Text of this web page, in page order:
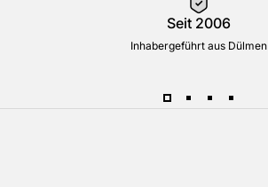
Seit 2006
Inhabergeführt aus Dülmen